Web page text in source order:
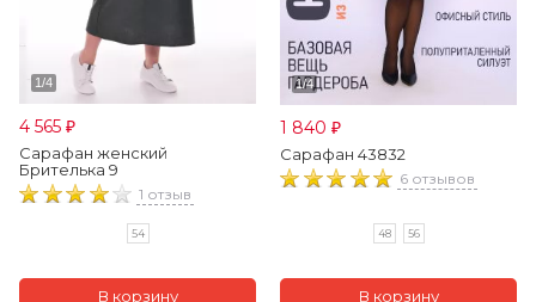
4 565 ₽
Сарафан женский
Брителька 9
1 отзыв
54
1 840 ₽
Сарафан 43832
6 отзывов
48 56